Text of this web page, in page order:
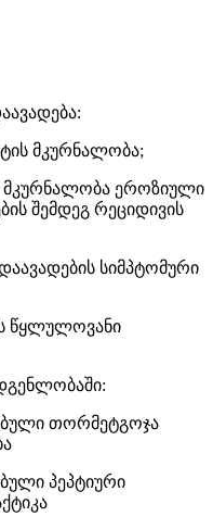
მკურნალობა;
მკურნალობა ეროზიული
შემდეგ რეციდივის
სიმპტომური
წყლულოვანი
თორმეტგოჯა
პეპტიური